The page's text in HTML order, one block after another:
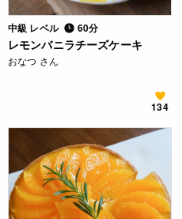
中級 レベル 60分
レモンバニラチーズケーキ
おなつ さん
134